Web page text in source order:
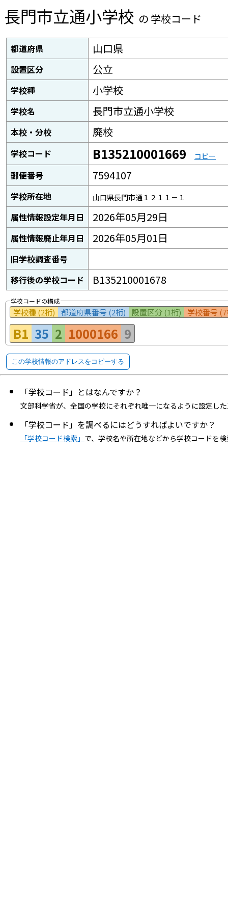
長門市立通小学校 の 学校コード
都道府県 山口県
設置区分 公立
学校種 小学校
学校名 長門市立通小学校
本校・分校 廃校
学校コード B135210001669 コピー
郵便番号 7594107
学校所在地 山口県長門市通１２１１－１
属性情報設定年月日 2026年05月29日
属性情報廃止年月日 2026年05月01日
旧学校調査番号
移行後の学校コード
B135210001678
学校コードの構成
学校種 (2桁) 都道府県番号 (2桁) 設置区分 (1桁) 学校番号
B1 35 2 1000166 9
この学校情報のアドレスをコピーする
「学校コード」とはなんですか？
文部科学省が、全国の学校にそれぞれ唯一になるように設定し
「学校コード」を調べるにはどうすればよいですか？
「学校コード検索」 で、学校名や所在地などから学校コードを